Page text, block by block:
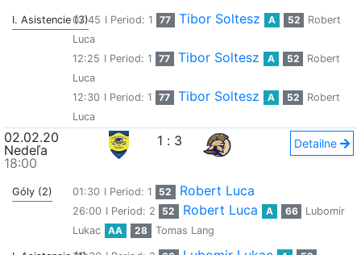
I. Asistencie (3)
07:45 I Period: 1 77 Tibor Soltesz A 52
Robert
Luca
12:25 I Period: 1 77 Tibor Soltesz A 52
Robert
Luca
12:30 I Period: 1 77 Tibor Soltesz A 52
Robert
Luca
02.02.20
Nedeľa
18:00
1 : 3 Detailne
Góly (2) 01:30 I Period: 1 52 Robert Luca
26:00 I Period: 2 52 Robert Luca A 66
Lubomir
Lukac
AA 28 Tomas Lang